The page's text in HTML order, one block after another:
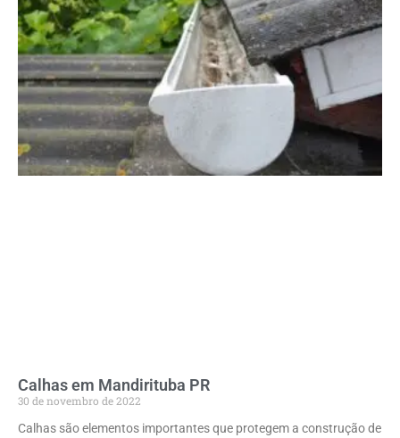
Calhas em Mandirituba PR
30 de novembro de 2022
Calhas são elementos importantes que protegem a construção de